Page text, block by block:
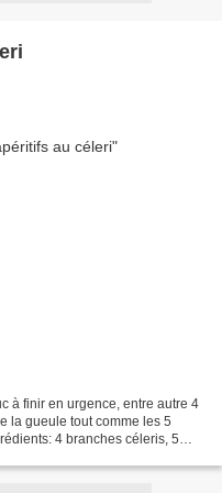
à finir en urgence, entre autre 4
la gueule tout comme les 5
4 branches céleris, 5